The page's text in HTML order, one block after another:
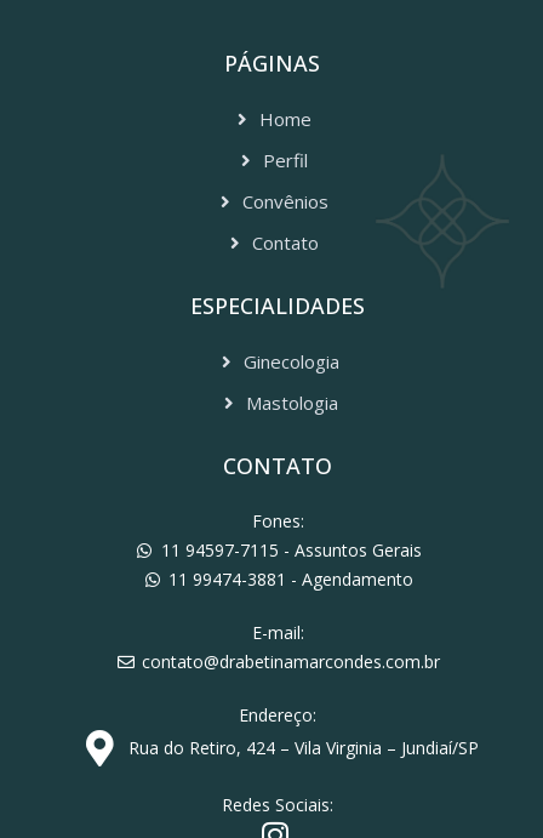
PÁGINAS
Home
Perfil
Convênios
Contato
ESPECIALIDADES
Ginecologia
Mastologia
CONTATO
Fones:
11 94597-7115 - Assuntos Gerais
11 99474-3881 - Agendamento
E-mail:
contato@drabetinamarcondes.com.br
Endereço:
Rua do Retiro, 424 – Vila Virginia – Jundiaí/SP
Redes Sociais: